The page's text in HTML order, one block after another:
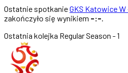
Ostatnie spotkanieGKS Katowice W
zakończyło się wynikiem -:-.
Ostatnia kolejka Regular Season - 1